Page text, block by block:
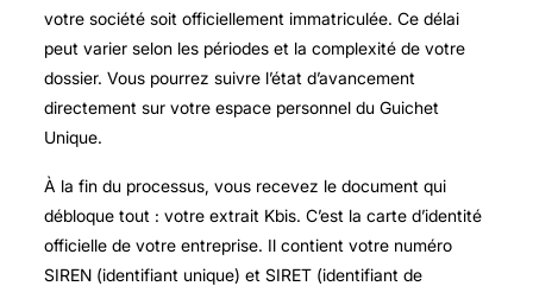
votre société soit officiellement immatriculée. Ce délai
peut varier selon les périodes et la complexité de votre
dossier. Vous pourrez suivre l’état d’avancement
directement sur votre espace personnel du Guichet
Unique.
À la fin du processus, vous recevez le document qui
débloque tout : votre extrait Kbis. C’est la carte d’identité
officielle de votre entreprise. Il contient votre numéro
SIREN (identifiant unique) et SIRET (identifiant de